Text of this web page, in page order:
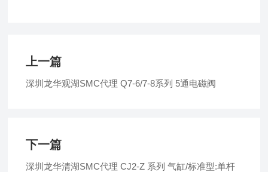
上一篇
深圳龙华观湖SMC代理 Q7-6/7-8系列 5通电磁阀
下一篇
深圳龙华清湖SMC代理 CJ2-Z 系列 气缸/标准型:单杆